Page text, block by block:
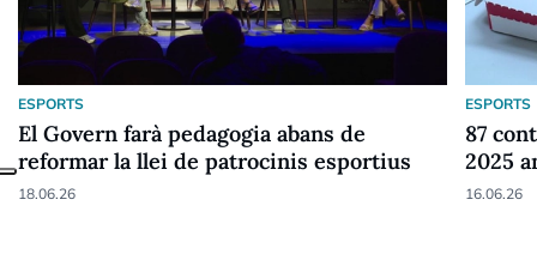
ESPORTS
El Govern farà pedagogia abans de
reformar la llei de patrocinis esportius
18.06.26
ESPORTS
87
2025
16.06.26